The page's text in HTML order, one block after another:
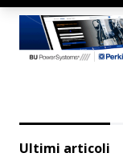
Ultimi articoli